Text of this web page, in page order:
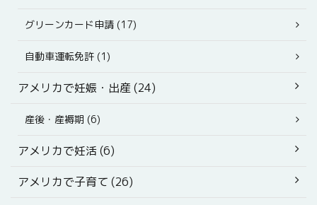
グリーンカード申請 (17)
自動車運転免許 (1)
アメリカで妊娠・出産 (24)
産後・産褥期 (6)
アメリカで妊活 (6)
アメリカで子育て (26)